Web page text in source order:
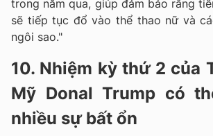
trong năm qua, giúp đảm bảo rằng
sẽ tiếp tục đổ vào thể thao nữ và
ngôi sao."
10. Nhiệm kỳ thứ 2 của
Mỹ Donal Trump có
nhiều sự bất ổn